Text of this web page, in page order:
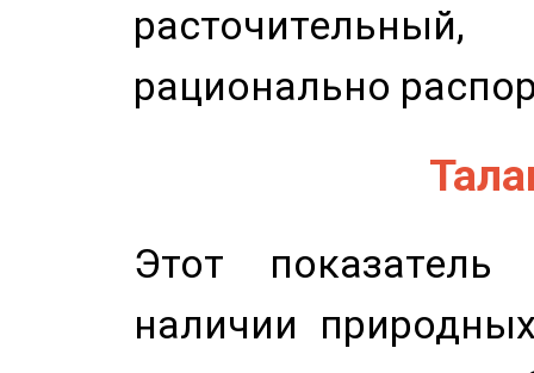
рационально
Этот показатель
наличии